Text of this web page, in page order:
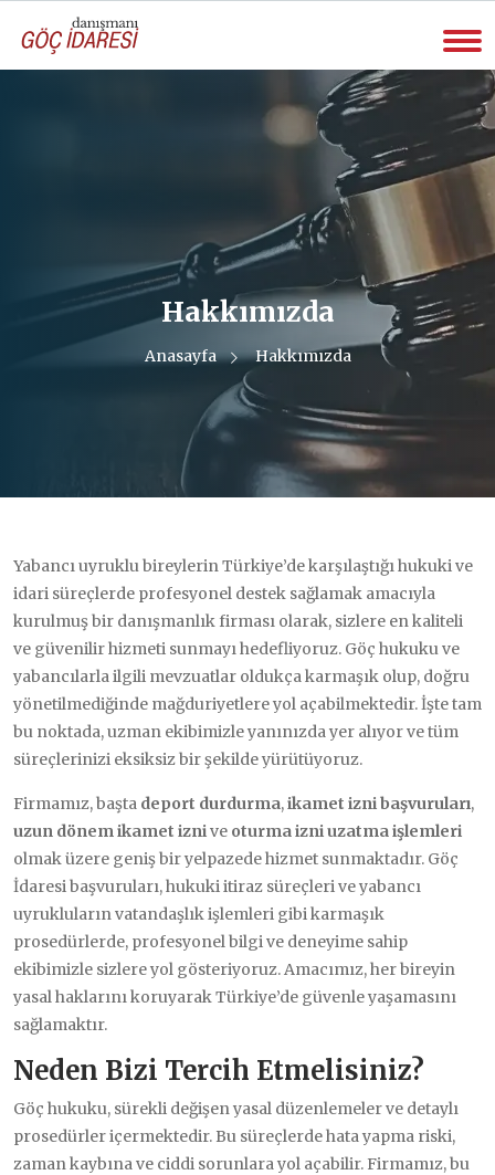
Hakkımızda
Anasayfa Hakkımızda
Yabancı uyruklu bireylerin Türkiye’de karşılaştığı hukuki ve
idari süreçlerde profesyonel destek sağlamak amacıyla
kurulmuş bir danışmanlık firması olarak, sizlere en kaliteli
ve güvenilir hizmeti sunmayı hedefliyoruz. Göç hukuku ve
yabancılarla ilgili mevzuatlar oldukça karmaşık olup, doğru
yönetilmediğinde mağduriyetlere yol açabilmektedir. İşte tam
bu noktada, uzman ekibimizle yanınızda yer alıyor ve tüm
süreçlerinizi eksiksiz bir şekilde yürütüyoruz.
Firmamız, başta deport durdurma,ikamet izni başvuruları,
uzun dönem ikamet iznive oturma izni uzatma işlemleri
olmak üzere geniş bir yelpazede hizmet sunmaktadır. Göç
İdaresi başvuruları, hukuki itiraz süreçleri ve yabancı
uyrukluların vatandaşlık işlemleri gibi karmaşık
prosedürlerde, profesyonel bilgi ve deneyime sahip
ekibimizle sizlere yol gösteriyoruz. Amacımız, her bireyin
yasal haklarını koruyarak Türkiye’de güvenle yaşamasını
sağlamaktır.
Neden Bizi Tercih Etmelisiniz?
Göç hukuku, sürekli değişen yasal düzenlemeler ve detaylı
prosedürler içermektedir. Bu süreçlerde hata yapma riski,
zaman kaybına ve ciddi sorunlara yol açabilir. Firmamız, bu